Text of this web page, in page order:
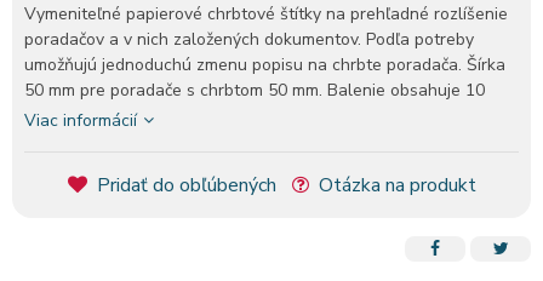
Vymeniteľné papierové chrbtové štítky na prehľadné rozlíšenie
poradačov a v nich založených dokumentov. Podľa potreby
umožňujú jednoduchú zmenu popisu na chrbte poradača. Šírka
50 mm pre poradače s chrbtom 50 mm. Balenie obsahuje 10
kusov. Cena je uv
Viac informácií
Pridať do obľúbených Otázka na produkt